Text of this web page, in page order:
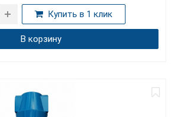
Купить в 1 клик
В корзину